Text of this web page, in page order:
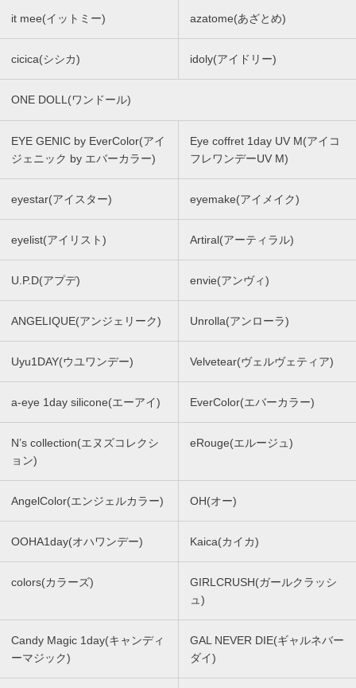
it mee(イットミー) azatome(あざとめ)
cicica(シシカ) idoly(アイドリー)
ONE DOLL(ワンドール)
EYE GENIC by EverColor(アイ
ジェニック by エバーカラー)
Eye coffret 1day UV M(アイコ
フレワンデーUV M)
eyestar(アイスター) eyemake(アイメイク)
eyelist(アイリスト) Artiral(アーティラル)
U.P.D(アプデ) envie(アンヴィ)
ANGELIQUE(アンジェリーク) Unrolla(アンローラ)
Uyu1DAY(ウユワンデー) Velvetear(ヴェルヴェティア)
a-eye 1day silicone(エーアイ) EverColor(エバーカラー)
N’s collection(エヌズコレクシ
ョン)
eRouge(エルージュ)
AngelColor(エンジェルカラー) OH(オー)
OOHA1day(オハワンデー) Kaica(カイカ)
colors(カラーズ)
GIRLCRUSH(ガールクラッシ
ュ)
Candy Magic 1day(キャンディ
ーマジック)
GAL NEVER DIE(ギャルネバー
ダイ)